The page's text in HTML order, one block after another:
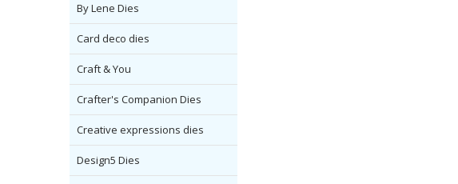
By Lene Dies
Card deco dies
Craft & You
Crafter's Companion Dies
Creative expressions dies
Design5 Dies